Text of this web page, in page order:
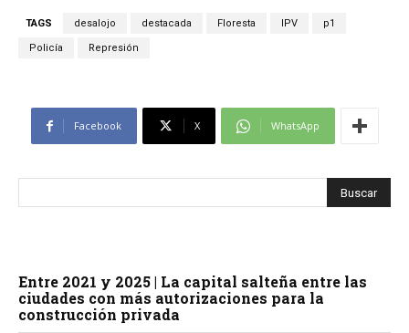
TAGS desalojo destacada Floresta IPV p1
Policía Represión
Facebook X WhatsApp
Entre 2021 y 2025 | La capital salteña entre las
ciudades con más autorizaciones para la
construcción privada